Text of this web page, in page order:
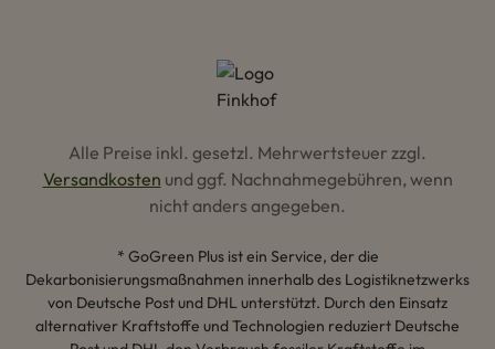
Alle Preise inkl. gesetzl. Mehrwertsteuer zzgl.
Versandkosten und ggf. Nachnahmegebühren, wenn
nicht anders angegeben.
* GoGreen Plus ist ein Service, der die
Dekarbonisierungsmaßnahmen innerhalb des Logistiknetzwerks
von Deutsche Post und DHL unterstützt. Durch den Einsatz
alternativer Kraftstoffe und Technologien reduziert Deutsche